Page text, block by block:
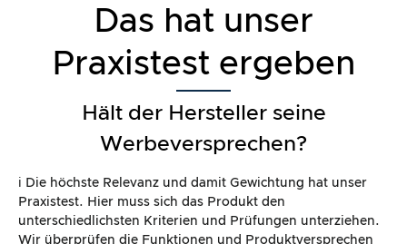
Das hat unser
Praxistest ergeben
Hält der Hersteller seine
Werbeversprechen?
ℹ️ Die höchste Relevanz und damit Gewichtung hat unser
Praxistest. Hier muss sich das Produkt den
unterschiedlichsten Kriterien und Prüfungen unterziehen.
Wir überprüfen die Funktionen und Produktversprechen